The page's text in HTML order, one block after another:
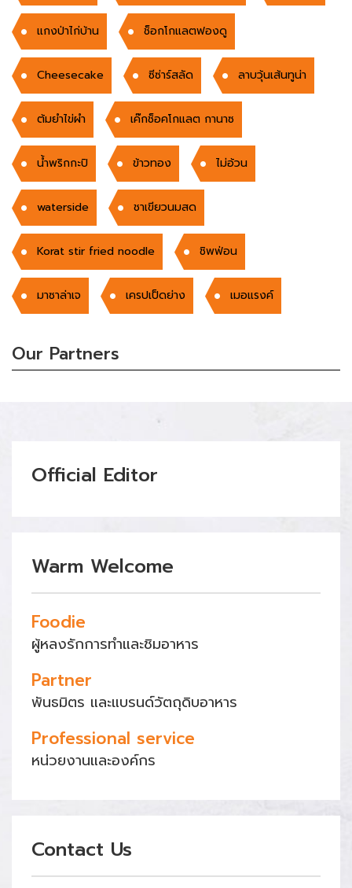
แกงป่าไก่บ้าน ช็อกโกแลตฟองดู
Cheesecake ซีซ่าร์สลัด ลาบวุ้นเส้นทูน่า
ต้มยำไข่ผำ เค๊กช็อคโกแลต กานาซ
น้ำพริกกะปิ ข้าวทอง ไม่อ้วน
waterside ชาเขียวนมสด
Korat stir fried noodle ชิพฟ่อน
มาซาล่าเจ เครปเป็ดย่าง เมอแรงค์
Our Partners
Official Editor
Warm Welcome
Foodie
ผู้หลงรักการทำและชิมอาหาร
Partner
พันธมิตร และแบรนด์วัตถุดิบอาหาร
Professional service
หน่วยงานและองค์กร
Contact Us